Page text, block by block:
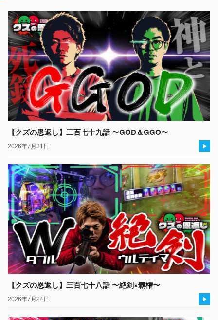
【クズの恩返し】三百七十九話 〜GOD＆GGO〜
2026年7月31日
【クズの恩返し】三百七十八話 〜絶剣×覇権〜
2026年7月24日